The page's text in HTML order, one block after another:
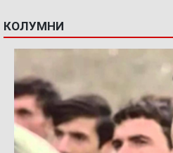
КОЛУМНИ